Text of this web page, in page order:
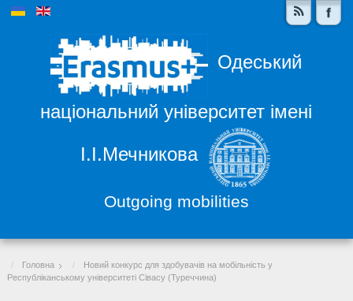
Одеський
національний університет імені
І.І.Мечникова
Outgoing mobilities
Головна
Новий конкурс для здобувачів на мобільність у
Республіканському університеті Сівасу (Туреччина)